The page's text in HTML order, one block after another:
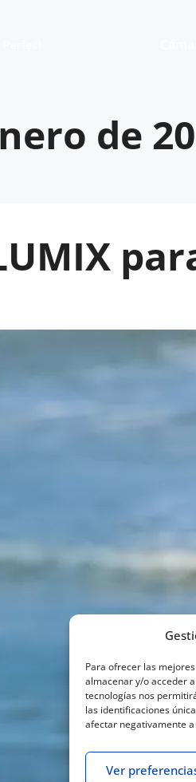
Para ofrecer las
almacenar y/o acceder
tecnologías nos
las identificaciones
afectar negativamente
Ver
de